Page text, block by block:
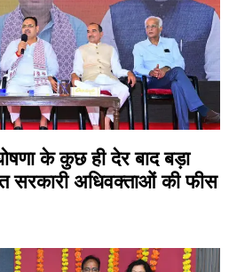
के कुछ ही देर बाद बड़ा
सरकारी अधिवक्ताओं की फीस